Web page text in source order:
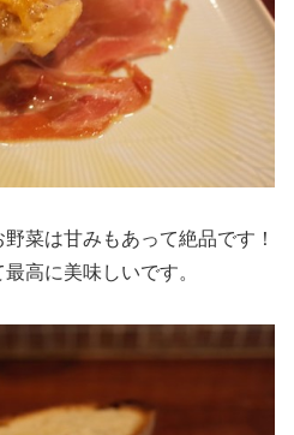
菜は甘みもあって絶品です！
高に美味しいです。